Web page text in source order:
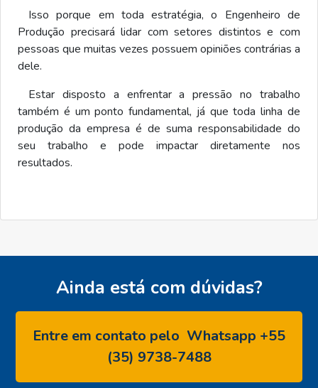
Isso porque em toda estratégia, o Engenheiro de
Produção precisará lidar com setores distintos e com
pessoas que muitas vezes possuem opiniões contrárias a
dele.
Estar disposto a enfrentar a pressão no trabalho
também é um ponto fundamental, já que toda linha de
produção da empresa é de suma responsabilidade do
seu trabalho e pode impactar diretamente nos
resultados.
Ainda está com dúvidas?
Entre em contato pelo Whatsapp +55
(35) 9738-7488